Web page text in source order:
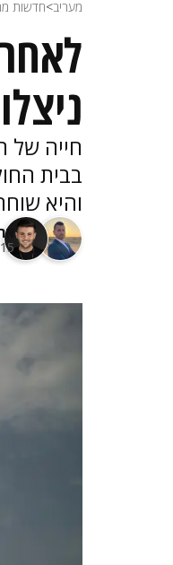
מעריב>חדשות
חייה של
בבית
והיא
2023